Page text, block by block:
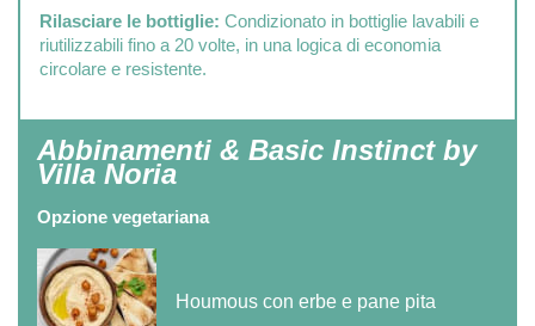
Rilasciare le bottiglie: Condizionato in bottiglie lavabili e
riutilizzabili fino a 20 volte, in una logica di economia
circolare e resistente.
Abbinamenti & Basic Instinct by
Villa Noria
Opzione vegetariana
Houmous con erbe e pane pita